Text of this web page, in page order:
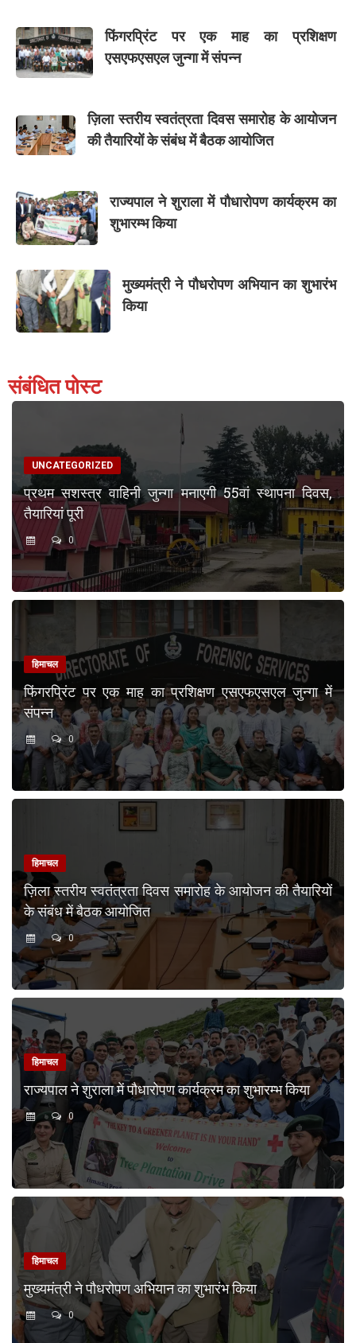
फिंगरप्रिंट पर एक माह का प्रशिक्षण
एसएफएसएल जुन्गा में संपन्न
ज़िला स्तरीय स्वतंत्रता दिवस समारोह के आयोजन
की तैयारियों के संबंध में बैठक आयोजित
राज्यपाल ने शुराला में पौधारोपण कार्यक्रम का
शुभारम्भ किया
मुख्यमंत्री ने पौधरोपण अभियान का शुभारंभ
किया
संबंधित पोस्ट
UNCATEGORIZED
प्रथम सशस्त्र वाहिनी जुन्गा मनाएगी 55वां स्थापना दिवस,
तैयारियां पूरी
0
हिमाचल
फिंगरप्रिंट पर एक माह का प्रशिक्षण एसएफएसएल जुन्गा में
संपन्न
0
हिमाचल
ज़िला स्तरीय स्वतंत्रता दिवस समारोह के आयोजन की तैयारियों
के संबंध में बैठक आयोजित
0
हिमाचल
राज्यपाल ने शुराला में पौधारोपण कार्यक्रम का शुभारम्भ किया
0
हिमाचल
मुख्यमंत्री ने पौधरोपण अभियान का शुभारंभ किया
0